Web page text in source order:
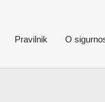
Pravilnik O